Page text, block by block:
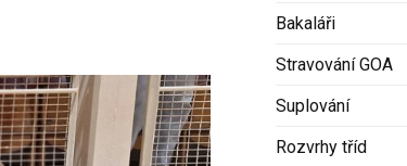
Bakaláři
Stravování GOA
Suplování
Rozvrhy tříd